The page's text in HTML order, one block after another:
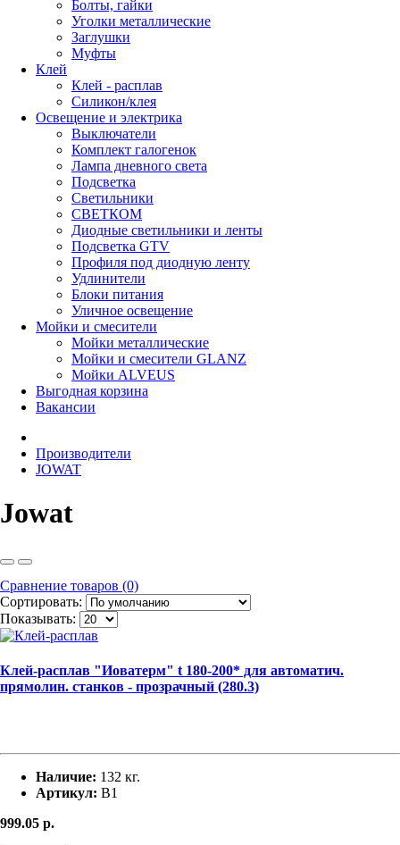
Болты, гайки
Уголки металлические
Заглушки
Муфты
Клей
Клей - расплав
Силикон/клея
Освещение и электрика
Выключатели
Комплект галогенок
Лампа дневного света
Подсветка
Светильники
СВЕТКОМ
Диодные светильники и ленты
Подсветка GTV
Профиля под диодную ленту
Удлинители
Блоки питания
Уличное освещение
Мойки и смесители
Мойки металлические
Мойки и смесители GLANZ
Мойки ALVEUS
Выгодная корзина
Вакансии
Производители
JOWAT
Jowat
Сравнение товаров (0)
Сортировать:
Показывать:
Клей-расплав "Иоватерм" t 180-200* для автоматич.
прямолин. станков - прозрачный (280.3)
Наличие: 132 кг.
Артикул: В1
999.05 р.